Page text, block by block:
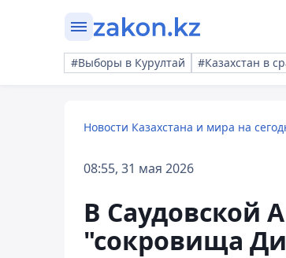
#Выборы в Курултай #Казахстан в
Новости Казахстана и мира на
08:55, 31 мая 2026
В Саудовской
"сокровища